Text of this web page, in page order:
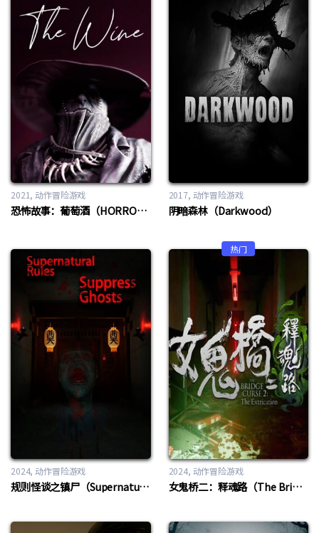
2021 动作冒险游戏
恐怖故事：葡萄酒‎（HORROR TALES：The Wine）
2017 动作冒险游戏
阴暗森林（Darkwood）
2024 动作冒险游戏
规则怪谈之镇尸（Supernatural Rules Suppress Ghosts）
热门
2024 动作冒险游戏
女鬼桥二：释魂路（The Bridge Curse 2 The Extrication）